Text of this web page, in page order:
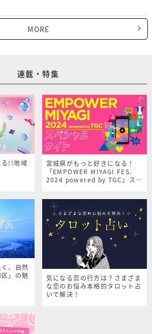
MORE
連載・特集
る!!地域
宮城県がもっと好きになる！
「EMPOWER MIYAGI FES.
2024 powered by TGC」スペ
、自然
」の魅
気になる恋の行方は？さまざま
な恋のお悩み本格的タロット占
いで解決！